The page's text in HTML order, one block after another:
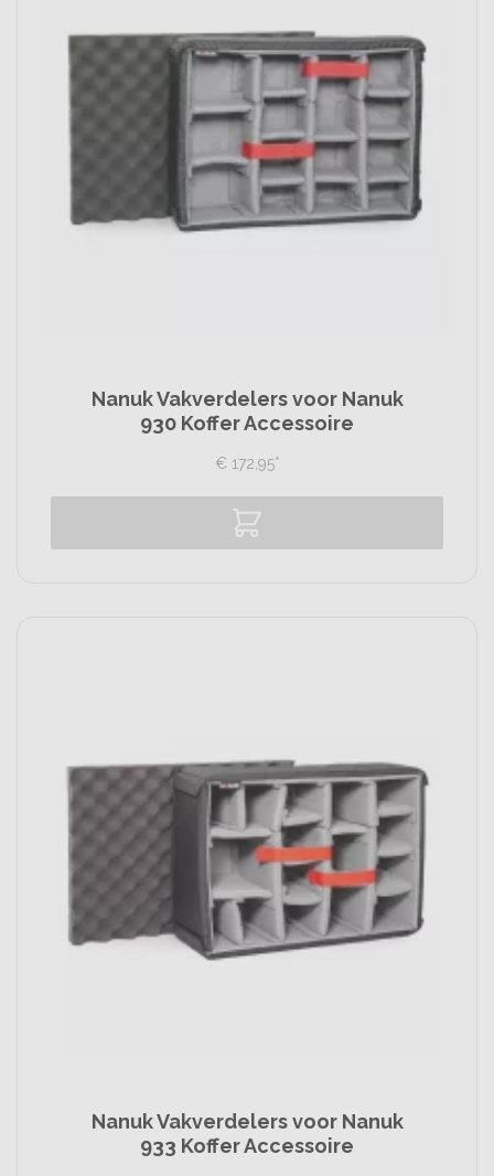
Nanuk Vakverdelers voor Nanuk
930 Koffer Accessoire
€ 172, 95*
Nanuk Vakverdelers voor Nanuk
933 Koffer Accessoire